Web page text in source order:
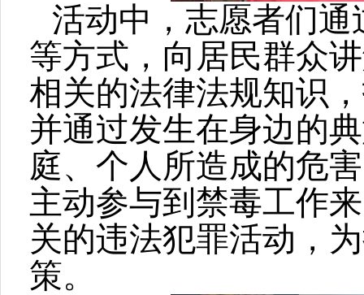
活动中，志愿者们
等方式，向居民群众
相关的法律法规知识
并通过发生在身边的
庭、个人所造成的危
主动参与到禁毒工作
关的违法犯罪活动，
策。